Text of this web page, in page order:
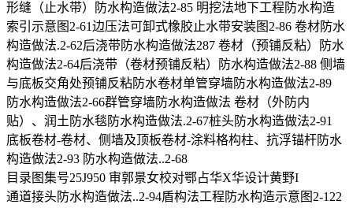
形缝（止水带）防水构造做法2-85 明挖法地下工程防水构造
索引示意图2-61边压法可卸式橡胶止水带安装图2-86 卷材防水
构造做法.2-62后浇带防水构造做法287 卷材（预铺反粘）防水
构造做法2-64后浇带（卷材预铺反粘）防水构造做法2-88 侧墙
与底板交角处预铺反粘防水卷材单管穿墙防水构造做法2-89
防水构造做法2-66群管穿墙防水构造做法 卷材（外防内
贴）、润土防水毯防水构造做法.2-67桩头防水构造做法2-91
底板卷材-卷材、侧墙及顶板卷材-涂料格构柱、抗浮锚杆防水
构造做法2-93 防水构造做法..2-68
目录图集号25J950 审郭景女校对鄂占华X华设计黄野I
通道接头防水构造做法..2-94盾构法工程防水构造示意图2-122